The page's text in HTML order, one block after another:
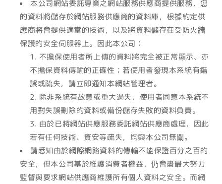
本公司網站委託專業之網站服務供應商提供服務，您
的資料將儲存於網站服務供應商的資料庫，根據約定供
應商將會提供適當的技術，以及將資料儲存在受防火牆
保護的安全伺服器上。因此本公司：
不擔保使用者所上傳的資料將完全被正常顯示、亦
不擔保資料傳輸的正確性；若使用者發現本系統有錯
誤或疏失，請立即通知本網站管理者。
除非系統有故意或重大過失，使用者同意本系統不
用對失誤刪除的資料或備份儲存失敗的資料負責。
由於已將網站供應服務委託網站供應商處理，因此
若有任何技術、資安等疏失，均與本公司無關。
請悉知由於網際網路資料的傳輸不能保證百分之百的
安全，但本公司基於維護消費者權益，仍會盡最大努力
監督與要求網站供應商維護所有個人資料之安全。而網